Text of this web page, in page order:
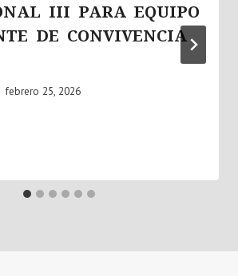
III PARA EQUIPO
DE CONVIVENCIA
febrero 25, 2026